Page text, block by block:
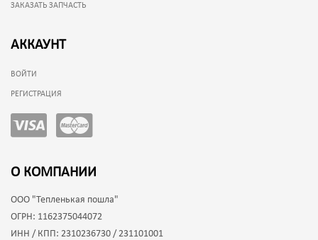
ЗАКАЗАТЬ ЗАПЧАСТЬ
АККАУНТ
ВОЙТИ
РЕГИСТРАЦИЯ
О КОМПАНИИ
ООО "Тепленькая пошла"
ОГРН: 1162375044072
ИНН / КПП: 2310236730 / 231101001